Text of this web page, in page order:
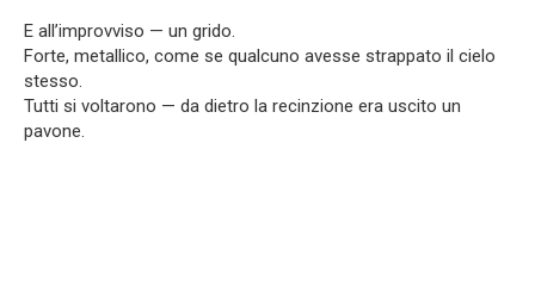
E all’improvviso — un grido.
Forte, metallico, come se qualcuno avesse strappato il cielo
stesso.
Tutti si voltarono — da dietro la recinzione era uscito un
pavone.